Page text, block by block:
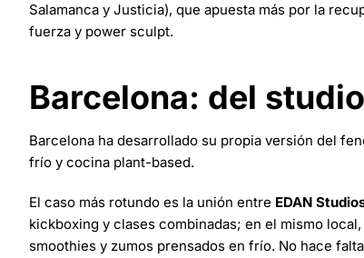
Salamanca y Justicia), que apuesta más por la
fuerza y power sculpt.
Barcelona: del
Barcelona ha desarrollado su propia versión del
frío y cocina plant-based.
El caso más rotundo es la unión entre EDAN
kickboxing y clases combinadas; en el mismo
smoothies y zumos prensados en frío. No hace